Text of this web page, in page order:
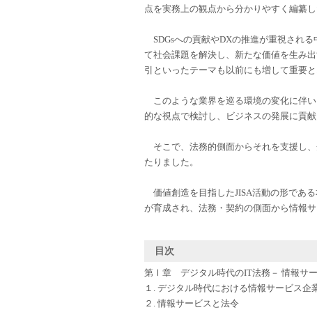
点を実務上の観点から分かりやすく編纂し
SDGsへの貢献やDXの推進が重視され
て社会課題を解決し、新たな価値を生み
引といったテーマも以前にも増して重要と
このような業界を巡る環境の変化に伴
的な視点で検討し、ビジネスの発展に貢
そこで、法務的側面からそれを支援し
たりました。
価値創造を目指したJISA活動の形であ
が育成され、法務・契約の側面から情報
目次
第Ⅰ章 デジタル時代のIT法務－ 情報サ
１. デジタル時代における情報サービス企
２. 情報サービスと法令